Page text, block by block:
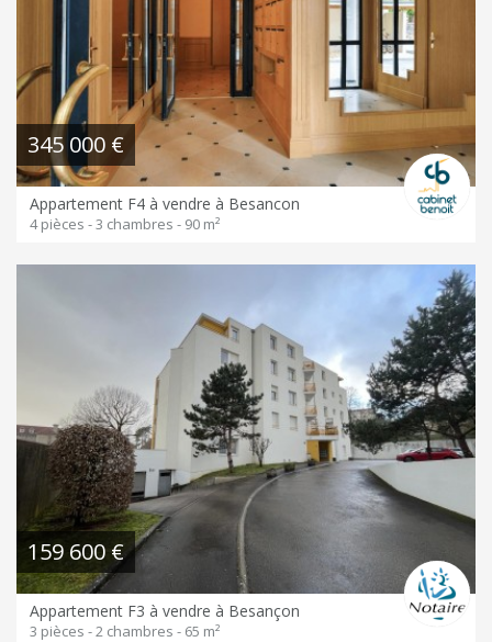
345 000 €
Appartement F4 à vendre à Besancon
4 pièces - 3 chambres - 90 m²
159 600 €
Appartement F3 à vendre à Besançon
3 pièces - 2 chambres - 65 m²